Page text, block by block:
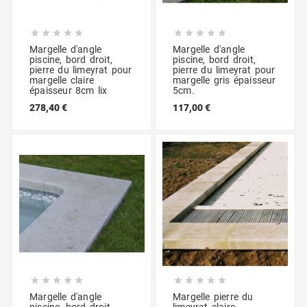
    
Margelle d'angle
piscine, bord droit,
pierre du limeyrat pour
margelle claire
épaisseur 8cm lix
278,40 €
    
Margelle d'angle
piscine, bord droit,
pierre du limeyrat pour
margelle gris épaisseur
5cm.
117,00 €
    
Margelle d'angle
    
Margelle pierre du